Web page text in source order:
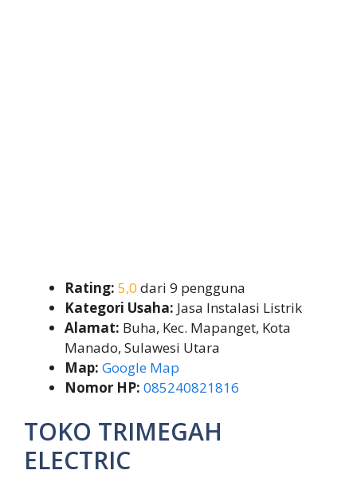
Rating: 5,0 dari 9 pengguna
Kategori Usaha: Jasa Instalasi Listrik
Alamat: Buha, Kec. Mapanget, Kota
Manado, Sulawesi Utara
Map: Google Map
Nomor HP: 085240821816
TOKO TRIMEGAH
ELECTRIC